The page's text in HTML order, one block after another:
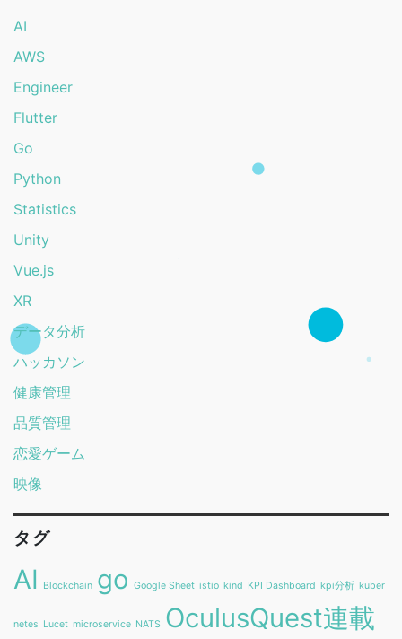
AI
AWS
Engineer
Flutter
Go
Python
Statistics
Unity
Vue.js
XR
データ分析
ハッカソン
健康管理
品質管理
恋愛ゲーム
映像
タグ
AI Blockchain go Google Sheet istio kind KPI Dashboard kpi分析 kuber
netes Lucet microservice NATS OculusQuest連載